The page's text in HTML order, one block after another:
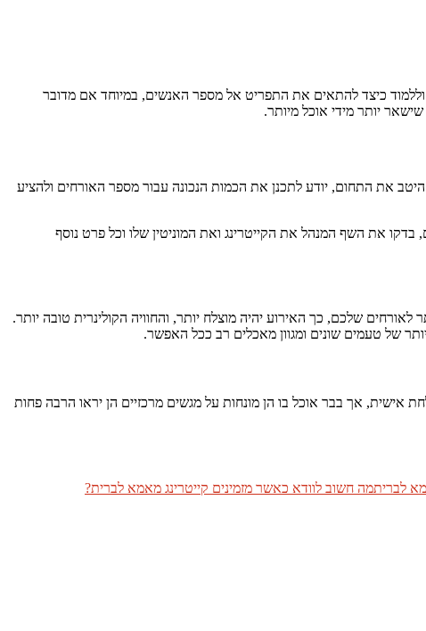
כיצד להתאים את התפריט אל מספר האנשים, במיוחד אם מדובר
יותר מידי אוכל מיותר.
את התחום, יודע לתכנן את הכמות הנכונה עבור מספר האורחים ולהציע
את השף המנהל את הקייטרינג ואת המוניטין שלו וכל פרט נוסף
יותר. ככל שתציעו מבחר רב יותר לאורחים שלכם, כך האירוע יהיה מוצלח יותר, והחוויה הקולינרית טובה יותר.
של טעמים שונים ומגוון מאכלים רב ככל האפשר.
אישית, אך בבר אוכל בו הן מונחות על מגשים מרכזיים הן יראו הרבה פחות
מה חשוב לוודא כאשר מזמינים קייטרינג מאמא לברית?